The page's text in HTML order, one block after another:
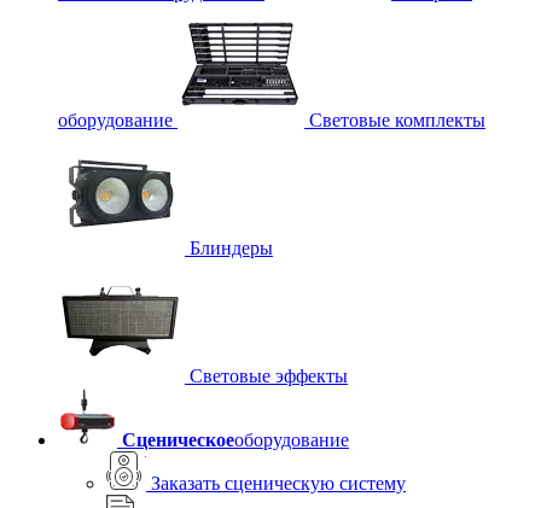
оборудование Световые комплекты
Блиндеры
Световые эффекты
Сценическоеоборудование
Заказать сценическую систему